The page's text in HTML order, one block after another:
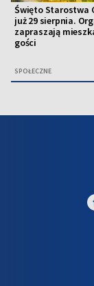
Święto Starostwa
już 29 sierpnia.
zapraszają
gości
SPOŁECZNE